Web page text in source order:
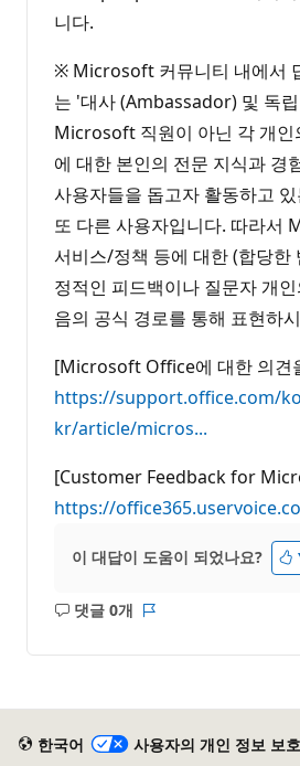
니다.
※ Microsoft 커뮤니티 내에서
는 '대사 (Ambassador) 및 독
Microsoft 직원이 아닌 각 개
에 대한 본인의 전문 지식과 경
사용자들을 돕고자 활동하고
또 다른 사용자입니다. 따라서
서비스/정책 등에 대한 (합당한
정적인 피드백이나 질문자 개
음의 공식 경로를 통해 표현하
[Microsoft Office에 대한 의견
https://support.office.com/
kr/article/micros...
[Customer Feedback for
https://
이 대답이 도움이 되었나요?
댓글 0개
설
한국어 사용자의 개인 정보 보